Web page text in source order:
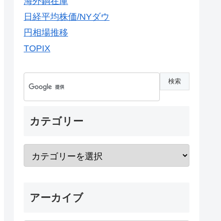
日経平均株価/NYダウ
円相場推移
TOPIX
カテゴリー
アーカイブ